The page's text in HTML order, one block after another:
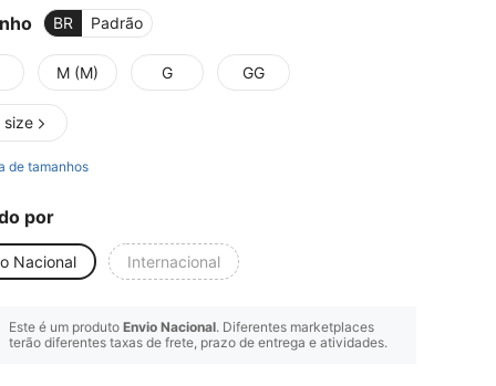
BR Padrão
M (M) G GG
size
de tamanhos
por
Nacional Internacional
Este é um produto Envio Nacional. Diferentes marketplaces
terão diferentes taxas de frete, prazo de entrega e atividades.